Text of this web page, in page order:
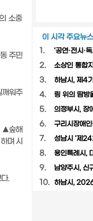
소중
동 주민
깨워주
▲숲해
며 시
.
이 시각 주요뉴스
1.
‘공연·전시·
2. 소상인 통합
3. 하남시, 제4
4. 링 위의 땀방
5. 의정부시, 장
6. 구리시장애인
7. 성남시 ‘제
8. 용인특례시,
9. 남양주시, 신
10. 하남시,